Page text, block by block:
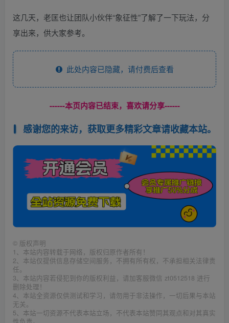
这几天，老匡也让团队小伙伴“象征性”了解了一下玩法，分
享出来，供大家参考。
此处内容已隐藏，请付费后查看
------本页内容已结束，喜欢请分享------
感谢您的来访，获取更多精彩文章请收藏本站。
© 版权声明
1、本站内容转载于网络，版权归原作者所有！
2、本站仅提供信息存储空间服务，不拥有所有权，不承担相关法律责
任。
3、本站内容若侵犯到你的版权利益，请加客服微信 zt0512518 进行
删除处理！
4、本站全资源仅供测试和学习，请勿用于非法操作，一切后果与本站
无关。
5、本站一切资源不代表本站立场，不代表本站赞同其观点和对其真实